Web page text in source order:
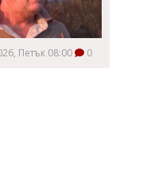
Петък 08:00 0